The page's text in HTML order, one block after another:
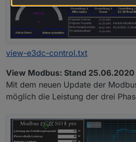
view-e3dc-control.txt
View Modbus: Stand 25.06.2020
Mit dem neuen Update der
möglich die Leistung der drei